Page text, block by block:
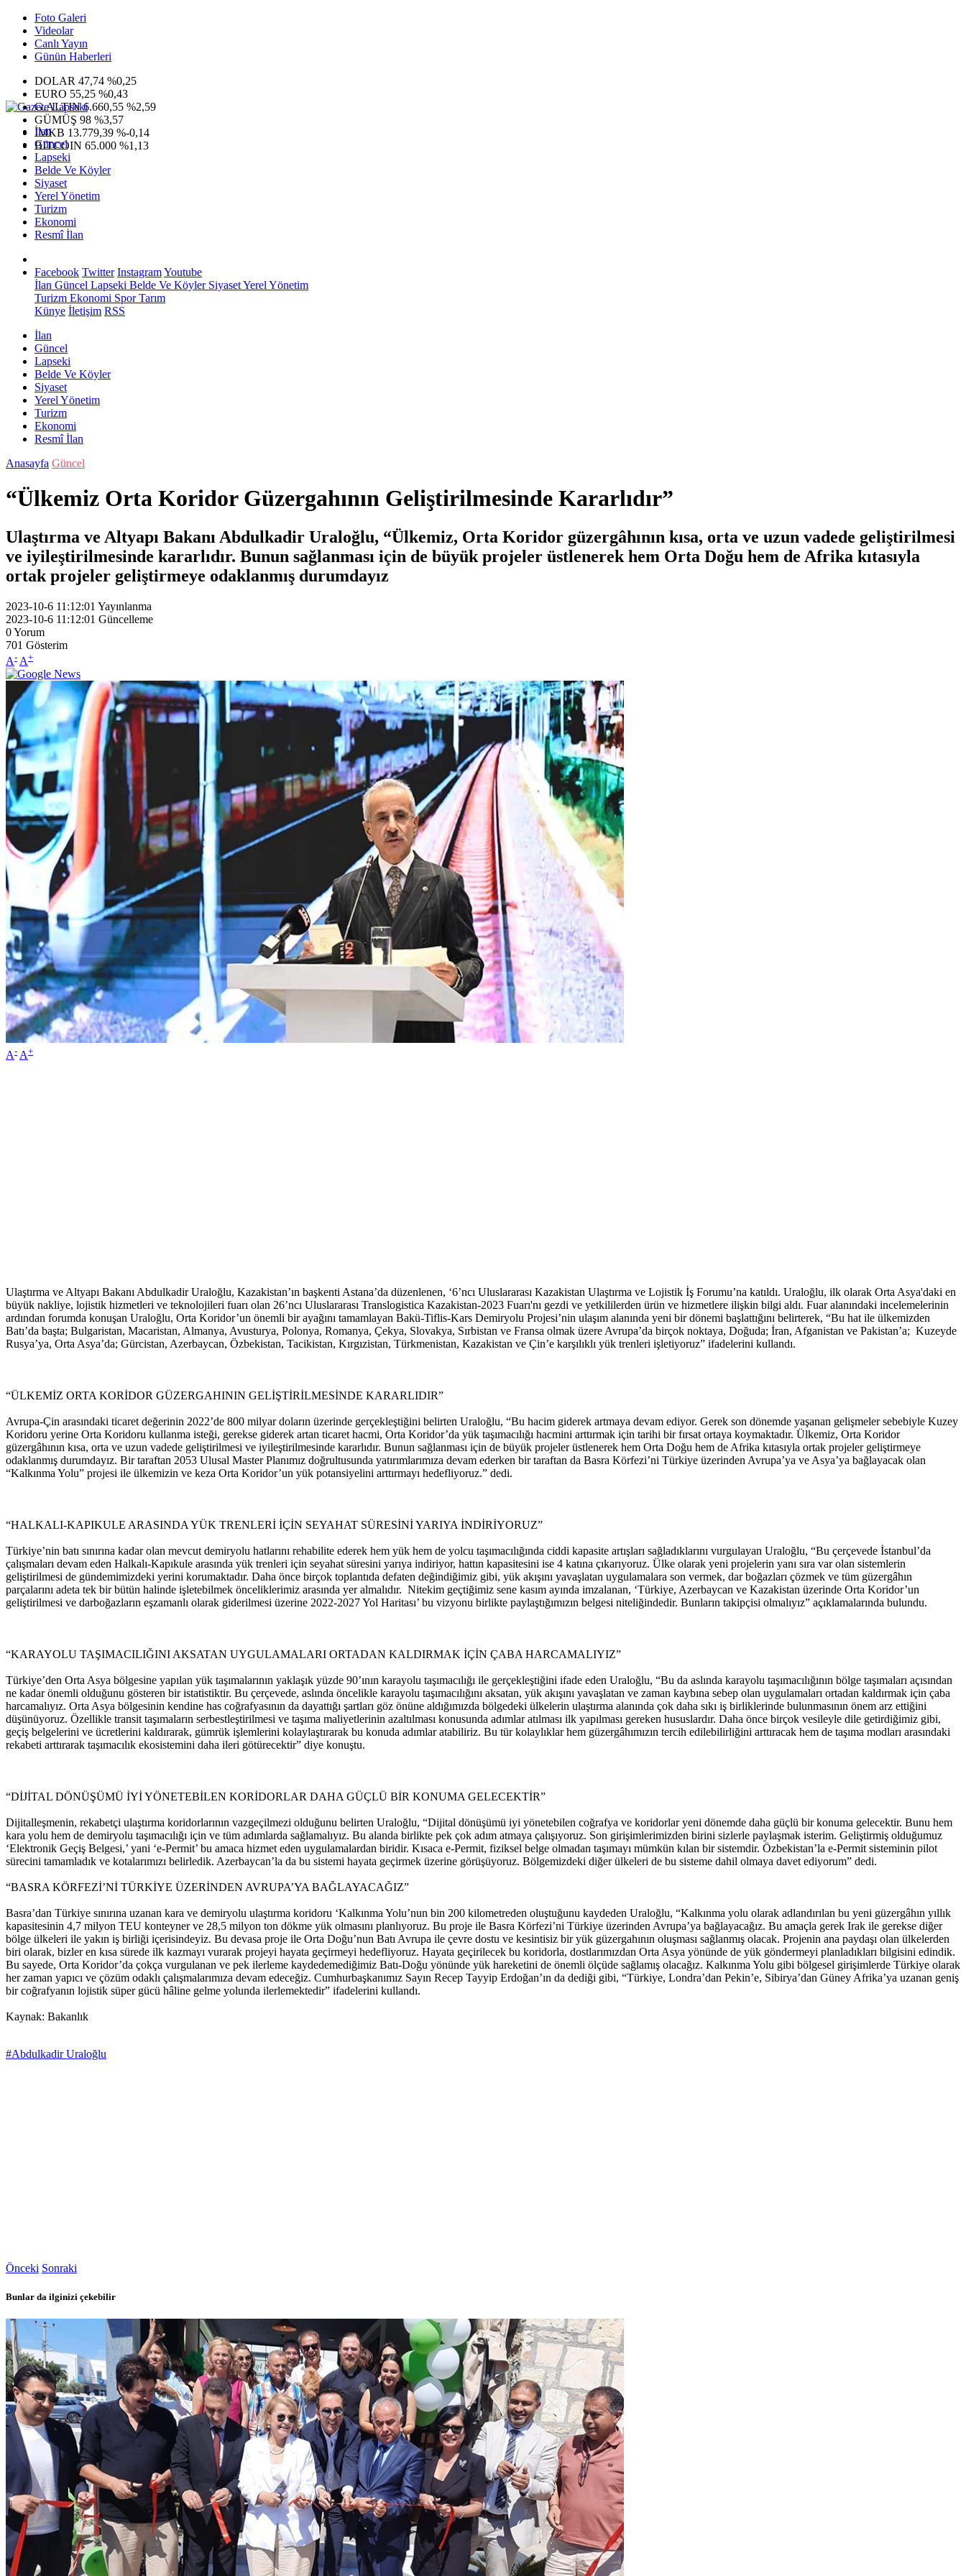
Foto Galeri
Videolar
Canlı Yayın
Günün Haberleri
DOLAR 47,74 %0,25
EURO 55,25 %0,43
G.ALTIN6.660,55 %2,59
GÜMÜŞ 98 %3,57
IMKB 13.779,39 %-0,14
BITCOIN 65.000 %1,13
İlan
Güncel
Lapseki
Belde Ve Köyler
Siyaset
Yerel Yönetim
Turizm
Ekonomi
Resmî İlan
Facebook Twitter InstagramYoutube
İlan Güncel Lapseki Belde Ve KöylerSiyasetYerel Yönetim
Turizm Ekonomi SporTarım
Künye İletişim RSS
İlan
Güncel
Lapseki
Belde Ve Köyler
Siyaset
Yerel Yönetim
Turizm
Ekonomi
Resmî İlan
Anasayfa Güncel
“Ülkemiz Orta Koridor Güzergahının Geliştirilmesinde Kararlıdır”
Ulaştırma ve Altyapı Bakanı Abdulkadir Uraloğlu, “Ülkemiz, Orta Koridor güzergâhının kısa, orta ve uzun vadede geliştirilmesi
ve iyileştirilmesinde kararlıdır. Bunun sağlanması için de büyük projeler üstlenerek hem Orta Doğu hem de Afrika kıtasıyla
ortak projeler geliştirmeye odaklanmış durumdayız
2023-10-6 11:12:01 Yayınlanma
2023-10-6 11:12:01 Güncelleme
0Yorum
701 Gösterim
A- A+
A- A+
Ulaştırma ve Altyapı Bakanı Abdulkadir Uraloğlu, Kazakistan’ın başkenti Astana’da düzenlenen, ‘6’ncı Uluslararası Kazakistan Ulaştırma ve Lojistik İş Forumu’na katıldı. Uraloğlu, ilk olarak Orta Asya'daki en
büyük nakliye, lojistik hizmetleri ve teknolojileri fuarı olan 26’ncı Uluslararası Translogistica Kazakistan-2023 Fuarı'nı gezdi ve yetkililerden ürün ve hizmetlere ilişkin bilgi aldı. Fuar alanındaki incelemelerinin
ardından forumda konuşan Uraloğlu, Orta Koridor’un önemli bir ayağını tamamlayan Bakü-Tiflis-Kars Demiryolu Projesi’nin ulaşım alanında yeni bir dönemi başlattığını belirterek, “Bu hat ile ülkemizden
Batı’da başta; Bulgaristan, Macaristan, Almanya, Avusturya, Polonya, Romanya, Çekya, Slovakya, Sırbistan ve Fransa olmak üzere Avrupa’da birçok noktaya, Doğuda; İran, Afganistan ve Pakistan’a; Kuzeyde
Rusya’ya, Orta Asya’da; Gürcistan, Azerbaycan, Özbekistan, Tacikistan, Kırgızistan, Türkmenistan, Kazakistan ve Çin’e karşılıklı yük trenleri işletiyoruz” ifadelerini kullandı.
“ÜLKEMİZ ORTA KORİDOR GÜZERGAHININ GELİŞTİRİLMESİNDE KARARLIDIR”
Avrupa-Çin arasındaki ticaret değerinin 2022’de 800 milyar doların üzerinde gerçekleştiğini belirten Uraloğlu, “Bu hacim giderek artmaya devam ediyor. Gerek son dönemde yaşanan gelişmeler sebebiyle Kuzey
Koridoru yerine Orta Koridoru kullanma isteği, gerekse giderek artan ticaret hacmi, Orta Koridor’da yük taşımacılığı hacmini arttırmak için tarihi bir fırsat ortaya koymaktadır. Ülkemiz, Orta Koridor
güzergâhının kısa, orta ve uzun vadede geliştirilmesi ve iyileştirilmesinde kararlıdır. Bunun sağlanması için de büyük projeler üstlenerek hem Orta Doğu hem de Afrika kıtasıyla ortak projeler geliştirmeye
odaklanmış durumdayız. Bir taraftan 2053 Ulusal Master Planımız doğrultusunda yatırımlarımıza devam ederken bir taraftan da Basra Körfezi’ni Türkiye üzerinden Avrupa’ya ve Asya’ya bağlayacak olan
“Kalkınma Yolu” projesi ile ülkemizin ve keza Orta Koridor’un yük potansiyelini arttırmayı hedefliyoruz.” dedi.
“HALKALI-KAPIKULE ARASINDA YÜK TRENLERİ İÇİN SEYAHAT SÜRESİNİ YARIYA İNDİRİYORUZ”
Türkiye’nin batı sınırına kadar olan mevcut demiryolu hatlarını rehabilite ederek hem yük hem de yolcu taşımacılığında ciddi kapasite artışları sağladıklarını vurgulayan Uraloğlu, “Bu çerçevede İstanbul’da
çalışmaları devam eden Halkalı-Kapıkule arasında yük trenleri için seyahat süresini yarıya indiriyor, hattın kapasitesini ise 4 katına çıkarıyoruz. Ülke olarak yeni projelerin yanı sıra var olan sistemlerin
geliştirilmesi de gündemimizdeki yerini korumaktadır. Daha önce birçok toplantıda defaten değindiğimiz gibi, yük akışını yavaşlatan uygulamalara son vermek, dar boğazları çözmek ve tüm güzergâhın
parçalarını adeta tek bir bütün halinde işletebilmek önceliklerimiz arasında yer almalıdır. Nitekim geçtiğimiz sene kasım ayında imzalanan, ‘Türkiye, Azerbaycan ve Kazakistan üzerinde Orta Koridor’un
geliştirilmesi ve darboğazların eşzamanlı olarak giderilmesi üzerine 2022-2027 Yol Haritası’ bu vizyonu birlikte paylaştığımızın belgesi niteliğindedir. Bunların takipçisi olmalıyız” açıklamalarında bulundu.
“KARAYOLU TAŞIMACILIĞINI AKSATAN UYGULAMALARI ORTADAN KALDIRMAK İÇİN ÇABA HARCAMALIYIZ”
Türkiye’den Orta Asya bölgesine yapılan yük taşımalarının yaklaşık yüzde 90’ının karayolu taşımacılığı ile gerçekleştiğini ifade eden Uraloğlu, “Bu da aslında karayolu taşımacılığının bölge taşımaları açısından
ne kadar önemli olduğunu gösteren bir istatistiktir. Bu çerçevede, aslında öncelikle karayolu taşımacılığını aksatan, yük akışını yavaşlatan ve zaman kaybına sebep olan uygulamaları ortadan kaldırmak için çaba
harcamalıyız. Orta Asya bölgesinin kendine has coğrafyasının da dayattığı şartları göz önüne aldığımızda bölgedeki ülkelerin ulaştırma alanında çok daha sıkı iş birliklerinde bulunmasının önem arz ettiğini
düşünüyoruz. Özellikle transit taşımaların serbestleştirilmesi ve taşıma maliyetlerinin azaltılması konusunda adımlar atılması ilk yapılması gereken hususlardır. Daha önce birçok vesileyle dile getirdiğimiz gibi,
geçiş belgelerini ve ücretlerini kaldırarak, gümrük işlemlerini kolaylaştırarak bu konuda adımlar atabiliriz. Bu tür kolaylıklar hem güzergâhımızın tercih edilebilirliğini arttıracak hem de taşıma modları arasındaki
rekabeti arttırarak taşımacılık ekosistemini daha ileri götürecektir” diye konuştu.
“DİJİTAL DÖNÜŞÜMÜ İYİ YÖNETEBİLEN KORİDORLAR DAHA GÜÇLÜ BİR KONUMA GELECEKTİR”
Dijitalleşmenin, rekabetçi ulaştırma koridorlarının vazgeçilmezi olduğunu belirten Uraloğlu, “Dijital dönüşümü iyi yönetebilen coğrafya ve koridorlar yeni dönemde daha güçlü bir konuma gelecektir. Bunu hem
kara yolu hem de demiryolu taşımacılığı için ve tüm adımlarda sağlamalıyız. Bu alanda birlikte pek çok adım atmaya çalışıyoruz. Son girişimlerimizden birini sizlerle paylaşmak isterim. Geliştirmiş olduğumuz
‘Elektronik Geçiş Belgesi,’ yani ‘e-Permit’ bu amaca hizmet eden uygulamalardan biridir. Kısaca e-Permit, fiziksel belge olmadan taşımayı mümkün kılan bir sistemdir. Özbekistan’la e-Permit sisteminin pilot
sürecini tamamladık ve kotalarımızı belirledik. Azerbaycan’la da bu sistemi hayata geçirmek üzerine görüşüyoruz. Bölgemizdeki diğer ülkeleri de bu sisteme dahil olmaya davet ediyorum” dedi.
“BASRA KÖRFEZİ’Nİ TÜRKİYE ÜZERİNDEN AVRUPA’YA BAĞLAYACAĞIZ”
Basra’dan Türkiye sınırına uzanan kara ve demiryolu ulaştırma koridoru ‘Kalkınma Yolu’nun bin 200 kilometreden oluştuğunu kaydeden Uraloğlu, “Kalkınma yolu olarak adlandırılan bu yeni güzergâhın yıllık
kapasitesinin 4,7 milyon TEU konteyner ve 28,5 milyon ton dökme yük olmasını planlıyoruz. Bu proje ile Basra Körfezi’ni Türkiye üzerinden Avrupa’ya bağlayacağız. Bu amaçla gerek Irak ile gerekse diğer
bölge ülkeleri ile yakın iş birliği içerisindeyiz. Bu devasa proje ile Orta Doğu’nun Batı Avrupa ile çevre dostu ve kesintisiz bir yük güzergahının oluşması sağlanmış olacak. Projenin ana paydaşı olan ülkelerden
biri olarak, bizler en kısa sürede ilk kazmayı vurarak projeyi hayata geçirmeyi hedefliyoruz. Hayata geçirilecek bu koridorla, dostlarımızdan Orta Asya yönünde de yük göndermeyi planladıkları bilgisini edindik.
Bu sayede, Orta Koridor’da çokça vurgulanan ve pek ilerleme kaydedemediğimiz Batı-Doğu yönünde yük hareketini de önemli ölçüde sağlamış olacağız. Kalkınma Yolu gibi bölgesel girişimlerde Türkiye olarak
her zaman yapıcı ve çözüm odaklı çalışmalarımıza devam edeceğiz. Cumhurbaşkanımız Sayın Recep Tayyip Erdoğan’ın da dediği gibi, “Türkiye, Londra’dan Pekin’e, Sibirya’dan Güney Afrika’ya uzanan geniş
bir coğrafyanın lojistik süper gücü hâline gelme yolunda ilerlemektedir” ifadelerini kullandı.
Kaynak: Bakanlık
#Abdulkadir Uraloğlu
Önceki Sonraki
Bunlar da ilginizi çekebilir